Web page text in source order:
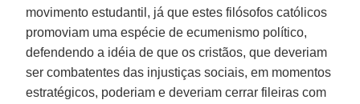
movimento estudantil, já que estes filósofos católicos
promoviam uma espécie de ecumenismo político,
defendendo a idéia de que os cristãos, que deveriam
ser combatentes das injustiças sociais, em momentos
estratégicos, poderiam e deveriam cerrar fileiras com